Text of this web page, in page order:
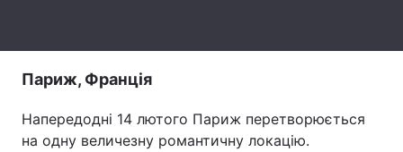
Париж, Франція
Напередодні 14 лютого Париж перетворюється
на одну величезну романтичну локацію.